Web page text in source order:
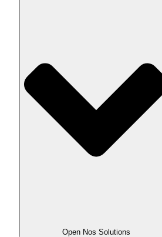
Open Nos Solutions